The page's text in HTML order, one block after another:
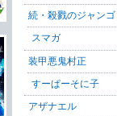
続・殺戮のジャンゴ
スマガ
装甲悪鬼村正
すーぱーそに子
アザナエル